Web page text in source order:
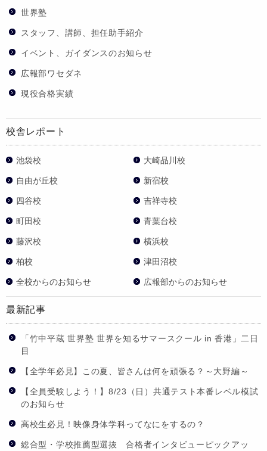
世界塾
スタッフ、講師、担任助手紹介
イベント、ガイダンスのお知らせ
広報部ワセダネ
現役合格実績
校舎レポート
池袋校 大崎品川校
自由が丘校 新宿校
四谷校 吉祥寺校
町田校 青葉台校
藤沢校 横浜校
柏校 津田沼校
全校からのお知らせ 広報部からのお知らせ
最新記事
「竹中平蔵 世界塾 世界を知るサマースクール in 香港」二日
目
【全学年必見】この夏、皆さんは何を頑張る？～大野編～
【全員受験しよう！】8/23（日）共通テスト本番レベル模試
のお知らせ
高校生必見！映像身体学科ってなにをするの？
総合型・学校推薦型選抜 合格者インタビューピックアッ